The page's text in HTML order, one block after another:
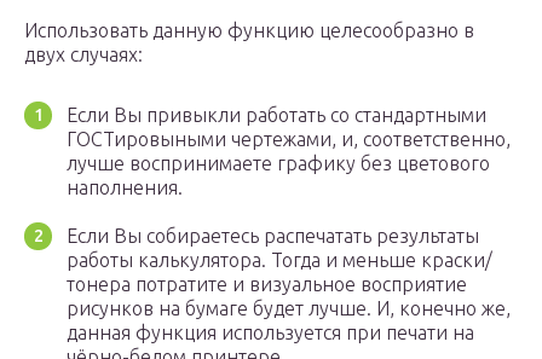
Использовать данную функцию целесообразно в
двух случаях:
Если Вы привыкли работать со стандартными
ГОСТировыными чертежами, и, соответственно,
лучше воспринимаете графику без цветового
наполнения.
Если Вы собираетесь распечатать результаты
работы калькулятора. Тогда и меньше краски/
тонера потратите и визуальное восприятие
рисунков на бумаге будет лучше. И, конечно же,
данная функция используется при печати на